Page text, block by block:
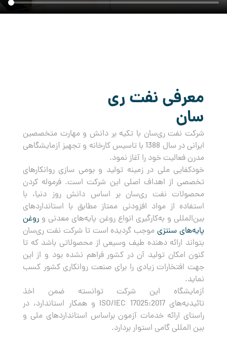
معرفی نفت ری
سان
شرکت نفت ری‌سان با تکیه بر دانش و مهارت متخصصین
ایرانی در سال 1388 با تاسیس کارخانه و تجهیز آزمایشگاهی
مدرن فعالیت خود را آغاز نمود.
خودکفایی ملی در زمینه تولید و بومی سازی روانکارهای
تخصصی از اهداف اصلی این شرکت است. فرموله کردن
محصولات نفت ری‌سان بر اساس دانش روز دنیا، با
استفاده از مواد افزودنی ممتاز مطابق با استانداردهای
بین‌المللی و به‌کارگیری انواع روغن پایه‌های معدنی وروغن
پایه‌های سنتزیموجب گردیده است تا شرکت نفت ری‌سان
بتواند ارائه دهنده طیف وسیعی از محصولاتی باشد که تا
کنون امکان تولید آن در کشور فراهم نشده بود و از این
جهت افتخارات زیادی را برای صنعت روانکاری کشور کسب
نماید.
آزمایشگاه این شرکت توانسته ضمن اخذ
تائیدیه‌های ISO/IEC 17025:2017 و همکار استاندارد، در
راستای ارائه خدمات آزمون براساس استانداردهای ملی و
بین المللی گامی استوار بردارد.